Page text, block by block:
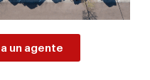
un agente